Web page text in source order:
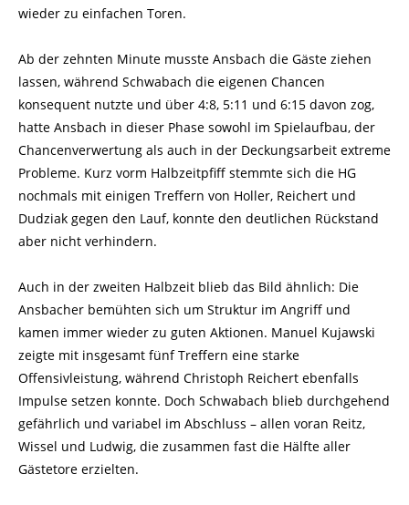
wieder zu einfachen Toren.
Ab der zehnten Minute musste Ansbach die Gäste ziehen
lassen, während Schwabach die eigenen Chancen
konsequent nutzte und über 4:8, 5:11 und 6:15 davon zog,
hatte Ansbach in dieser Phase sowohl im Spielaufbau, der
Chancenverwertung als auch in der Deckungsarbeit extreme
Probleme. Kurz vorm Halbzeitpfiff stemmte sich die HG
nochmals mit einigen Treffern von Holler, Reichert und
Dudziak gegen den Lauf, konnte den deutlichen Rückstand
aber nicht verhindern.
Auch in der zweiten Halbzeit blieb das Bild ähnlich: Die
Ansbacher bemühten sich um Struktur im Angriff und
kamen immer wieder zu guten Aktionen. Manuel Kujawski
zeigte mit insgesamt fünf Treffern eine starke
Offensivleistung, während Christoph Reichert ebenfalls
Impulse setzen konnte. Doch Schwabach blieb durchgehend
gefährlich und variabel im Abschluss – allen voran Reitz,
Wissel und Ludwig, die zusammen fast die Hälfte aller
Gästetore erzielten.